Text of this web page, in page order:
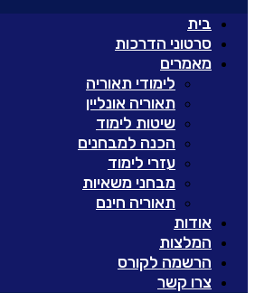
בית
סרטוני הדרכות
מאמרים
לימודי תאוריה
תאוריה אונליין
שיטות לימוד
הכנה למבחנים
עזרי לימוד
מבחני משאיות
תאוריה חינם
אודות
המלצות
הרשמה לקורס
צרו קשר